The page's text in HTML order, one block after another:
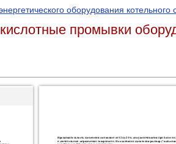
оборудования котельного
промывки